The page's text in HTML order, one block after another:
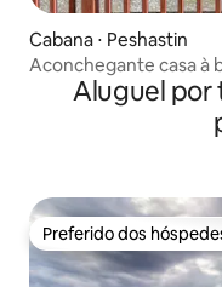
Cabana ⋅ Peshastin
Aconchegante casa à
montanhas perto de
Aluguel por
Preferido dos
Preferido dos